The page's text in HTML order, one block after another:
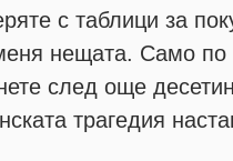
с таблици за
нещата. Само по
след още
трагедия